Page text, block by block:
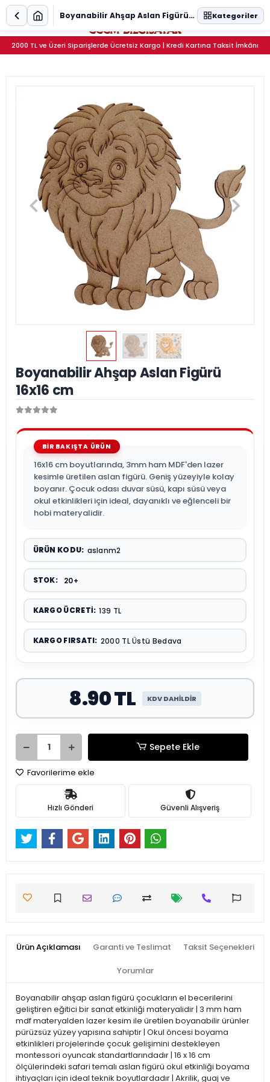
2000 TL ve Üzeri Siparişlerde Ücretsiz Kargo | Kredi Kartına Taksit İmkânı
0
Boyanabilir Ahşap Aslan Figürü
16x16 cm
16x16 cm boyutlarında, 3mm ham MDF'den lazer
kesimle üretilen aslan figürü. Geniş yüzeyiyle kolay
boyanır. Çocuk odası duvar süsü, kapı süsü veya
okul etkinlikleri için ideal, dayanıklı ve eğlenceli bir
hobi materyalidir.
ÜRÜN KODU: aslanm2
STOK: 20+
KARGO ÜCRETI: 139 TL
KARGO FIRSATI: 2000 TL Üstü Bedava
8.90 TL KDV DAHİLDİR
Sepete Ekle
Favorilerime ekle
Hızlı Gönderi Güvenli Alışveriş
Ürün Açıklaması Garanti ve Teslimat Taksit Seçenekleri
Yorumlar
Boyanabilir ahşap aslan figürü çocukların el becerilerini
geliştiren eğitici bir sanat etkinliği materyalidir | 3 mm ham
mdf materyalden lazer kesim ile üretilen boyanabilir ürünler
pürüzsüz yüzey yapısına sahiptir | Okul öncesi boyama
etkinlikleri projelerinde çocuk gelişimini destekleyen
montessori oyuncak standartlarındadır | 16 x 16 cm
ölçülerindeki safari temalı aslan figürü okul etkinliği boyama
ihtiyaçları için ideal teknik boyutlardadır | Akrilik, guaj ve
Boyanabilir Ahşap Aslan Figürü 16x16 cm Kategoriler